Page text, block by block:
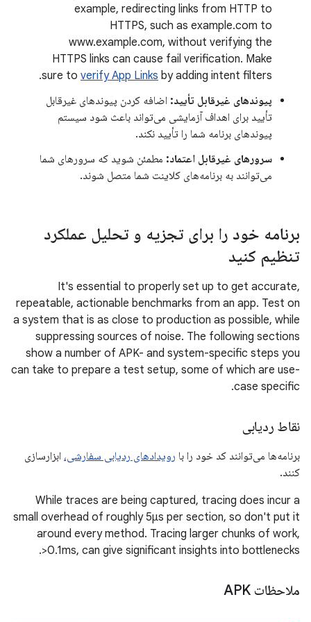
example, redirecting links from HTTP to
HTTPS, such as example.com to
www.example.com, without verifying the
HTTPS links can cause fail verification. Make
sure to verify App Links by adding intent filters.
پیوندهای غیرقابل تأیید: اضافه کردن پیوندهای غیرقابل
تأیید برای اهداف آزمایشی می‌تواند باعث شود سیستم
پیوندهای برنامه شما را تأیید نکند.
سرورهای غیرقابل اعتماد: مطمئن شوید که سرورهای شما
می‌توانند به برنامه‌های کلاینت شما متصل شوند.
برنامه خود را برای تجزیه و تحلیل عملکرد
تنظیم کنید
It's essential to properly set up to get accurate,
repeatable, actionable benchmarks from an app. Test on
a system that is as close to production as possible, while
suppressing sources of noise. The following sections
show a number of APK- and system-specific steps you
can take to prepare a test setup, some of which are use-
case specific.
نقاط ردیابی
برنامه‌ها می‌توانند کد خود را با رویدادهای ردیابی سفارشی، ابزارسازی
کنند.
While traces are being captured, tracing does incur a
small overhead of roughly 5μs per section, so don't put it
around every method. Tracing larger chunks of work,
>0.1ms, can give significant insights into bottlenecks.
ملاحظات APK